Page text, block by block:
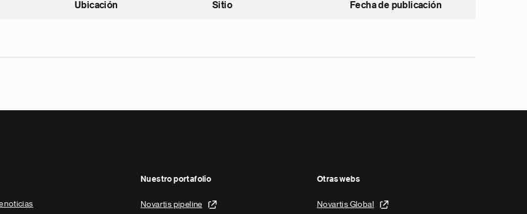
Ubicación Sitio Fecha de publicación
noticias
Nuestro portafolio
Novartis pipeline
Otras webs
Novartis Global